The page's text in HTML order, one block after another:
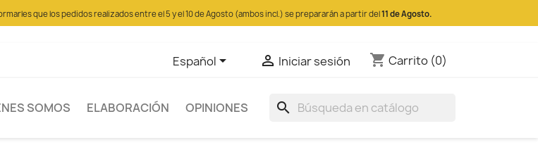
que los pedidos realizados entre el 5 y el 10 de Agosto (ambos incl.) se prepararán a partir del11 de Agosto.
Español  Iniciar sesión shopping_cart Carrito (0)
SOMOS ELABORACIÓN OPINIONES search